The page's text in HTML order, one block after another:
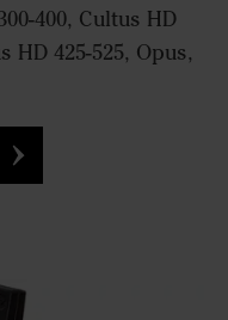
400, Cultus HD
HD 425-525, Opus,